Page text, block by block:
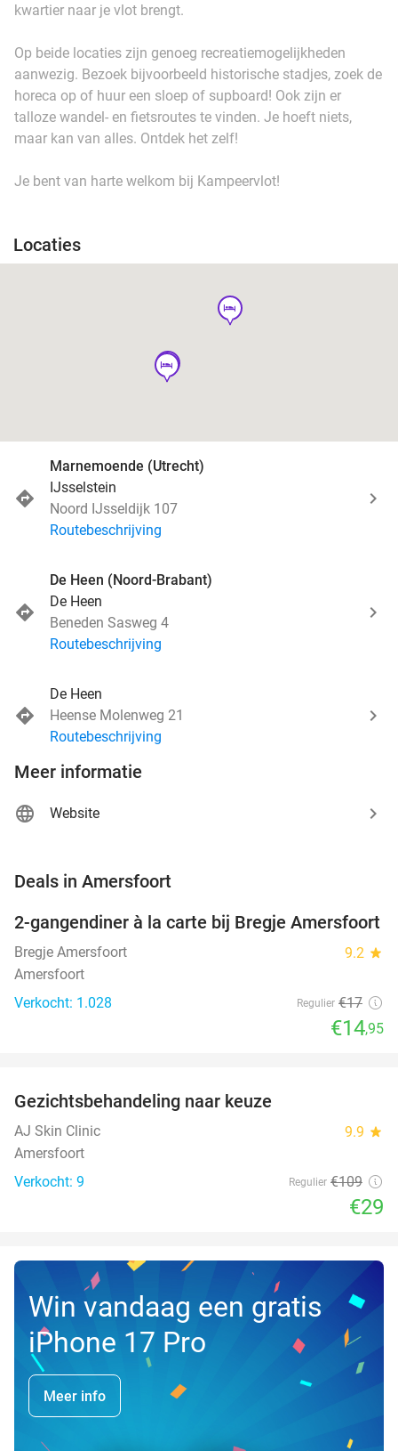
kwartier naar je vlot brengt.
Op beide locaties zijn genoeg recreatiemogelijkheden
aanwezig. Bezoek bijvoorbeeld historische stadjes, zoek de
horeca op of huur een sloep of supboard! Ook zijn er
talloze wandel- en fietsroutes te vinden. Je hoeft niets,
maar kan van alles. Ontdek het zelf!
Je bent van harte welkom bij Kampeervlot!
Locaties
hotel
hotel
hotel
Marnemoende (Utrecht)
IJsselstein
Noord IJsseldijk 107
Routebeschrijving
De Heen (Noord-Brabant)
De Heen
Beneden Sasweg 4
Routebeschrijving
De Heen
Heense Molenweg 21
Routebeschrijving
Meer informatie
Website
Deals in Amersfoort
12%
2-gangendiner à la carte bij Bregje Amersfoort
Bregje Amersfoort 9.2 star
Amersfoort
Verkocht: 1.028
Regulier €17
€14,95
TODAY
Gezichtsbehandeling naar keuze
AJ Skin Clinic 9.9 star
Amersfoort
Verkocht: 9
Regulier €109
€29
Win vandaag een gratis
iPhone 17 Pro
Meer info